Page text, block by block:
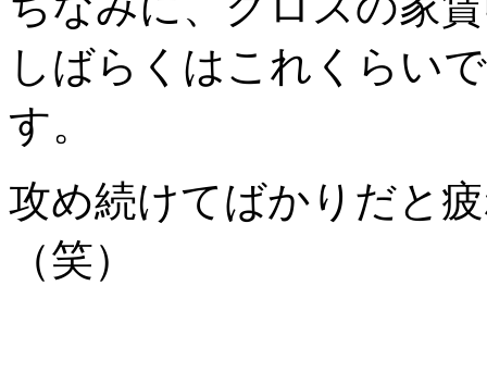
しばらくはこれくらい
す。
攻め続けてばかりだと
（笑）